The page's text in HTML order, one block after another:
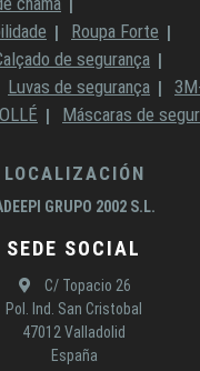
Roupa Forte
de segurança
Luvas de segurança
Máscaras de
LOCALIZACIÓN
GRUPO 2002 S.L.
SEDE SOCIAL
C/ Topacio 26
Pol. Ind. San Cristobal
47012 Valladolid
España